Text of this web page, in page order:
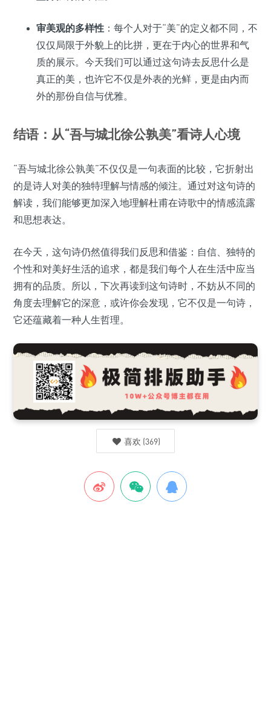
审美观的多样性 ：每个人对于“美”的定义都不同，不
仅仅局限于外貌上的比拼，更在于内心的世界和气
质的展示。今天我们可以通过这句诗去反思什么是
真正的美，也许它不仅是外表的光鲜，更是由内而
外的那份自信与优雅。
结语：从“吾与城北徐公孰美”看诗人心境
“吾与城北徐公孰美”不仅仅是一句表面的比较，它折射出
的是诗人对美的独特理解与情感的倾注。通过对这句诗的
解读，我们能够更加深入地理解杜甫在诗歌中的情感流露
和思想表达。
在今天，这句诗仍然值得我们反思和借鉴：自信、独特的
个性和对美好生活的追求，都是我们每个人在生活中应当
拥有的品质。所以，下次再读到这句诗时，不妨从不同的
角度去理解它的深意，或许你会发现，它不仅是一句诗，
它还蕴藏着一种人生哲理。
喜欢 (369)